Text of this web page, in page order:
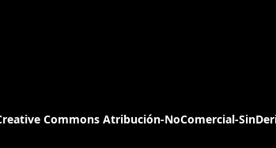
Commons Atribución-NoComercial-